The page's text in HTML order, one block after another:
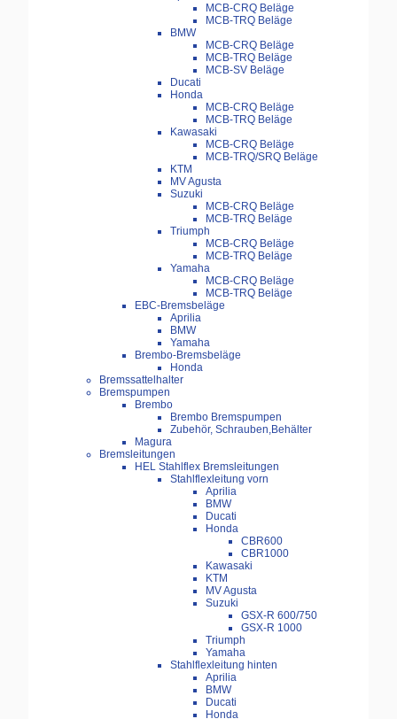
MCB-CRQ Beläge
MCB-TRQ Beläge
BMW
MCB-CRQ Beläge
MCB-TRQ Beläge
MCB-SV Beläge
Ducati
Honda
MCB-CRQ Beläge
MCB-TRQ Beläge
Kawasaki
MCB-CRQ Beläge
MCB-TRQ/SRQ Beläge
KTM
MV Agusta
Suzuki
MCB-CRQ Beläge
MCB-TRQ Beläge
Triumph
MCB-CRQ Beläge
MCB-TRQ Beläge
Yamaha
MCB-CRQ Beläge
MCB-TRQ Beläge
EBC-Bremsbeläge
Aprilia
BMW
Yamaha
Brembo-Bremsbeläge
Honda
Bremssattelhalter
Bremspumpen
Brembo
Brembo Bremspumpen
Zubehör, Schrauben,Behälter
Magura
Bremsleitungen
HEL Stahlflex Bremsleitungen
Stahlflexleitung vorn
Aprilia
BMW
Ducati
Honda
CBR600
CBR1000
Kawasaki
KTM
MV Agusta
Suzuki
GSX-R 600/750
GSX-R 1000
Triumph
Yamaha
Stahlflexleitung hinten
Aprilia
BMW
Ducati
Honda